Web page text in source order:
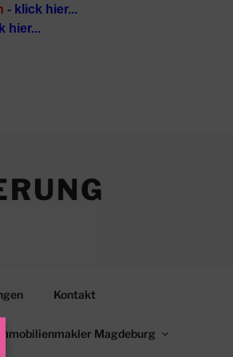
- klick hier...
hier...
Kontakt
Immobilienmakler Magdeburg